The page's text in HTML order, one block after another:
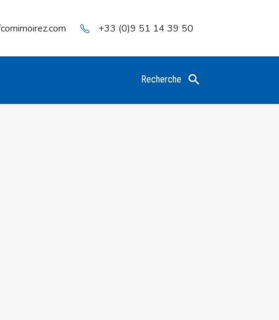
+33 (0)9 51 14 39 50
Recherche